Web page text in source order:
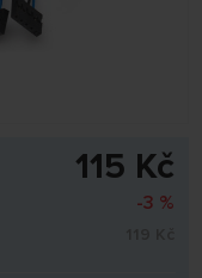
115 Kč
-3 %